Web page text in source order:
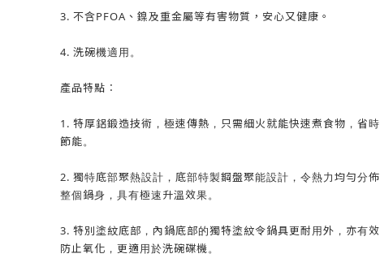
3. 不含PFOA、鎳及重金屬等有害物質，安心又健康。
4. 洗碗機適用。
產品特點︰
1. 特厚鋁鍛造技術，極速傳熱，只需細火就能快速煮食物，省時
節能。
2. 獨特底部聚熱設計，底部特製鋼盤聚能設計，令熱力均勻分佈
整個鍋身，具有極速升溫效果。
3. 特別塗紋底部，內鍋底部的獨特塗紋令鍋具更耐用外，亦有效
防止氧化，更適用於洗碗碟機。